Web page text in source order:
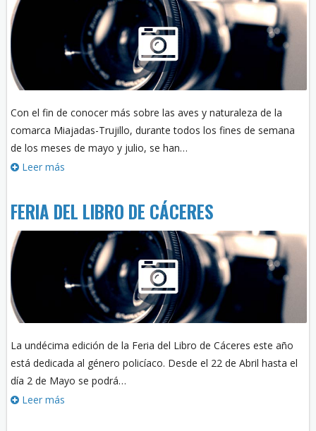
Con el fin de conocer más sobre las aves y naturaleza de la
comarca Miajadas-Trujillo, durante todos los fines de semana
de los meses de mayo y julio, se han…
Leer más
FERIA DEL LIBRO DE CÁCERES
La undécima edición de la Feria del Libro de Cáceres este año
está dedicada al género policíaco. Desde el 22 de Abril hasta el
día 2 de Mayo se podrá…
Leer más